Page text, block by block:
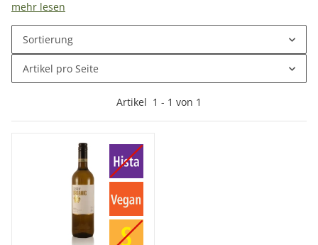
mehr lesen
Sortierung
Artikel pro Seite
Artikel 1 - 1 von 1